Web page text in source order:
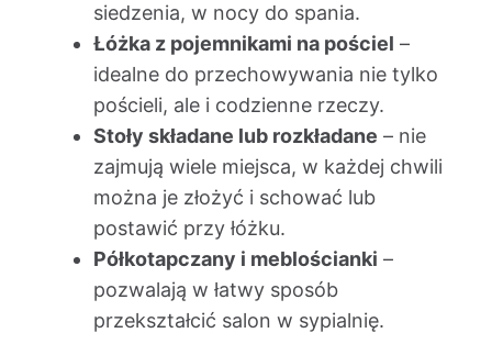
siedzenia, w nocy do spania.
Łóżka z pojemnikami na pościel –
idealne do przechowywania nie tylko
pościeli, ale i codzienne rzeczy.
Stoły składane lub rozkładane – nie
zajmują wiele miejsca, w każdej chwili
można je złożyć i schować lub
postawić przy łóżku.
Półkotapczany i meblościanki –
pozwalają w łatwy sposób
przekształcić salon w sypialnię.